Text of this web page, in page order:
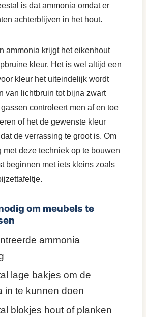
is dat ammonia omdat er
achterblijven in het hout.
ammonia krijgt het eikenhout
kleur. Het is wel altijd een
kleur het uiteindelijk wordt
van lichtbruin tot bijna zwart
controleert men af en toe
of het de gewenste kleur
de verrassing te groot is. Om
met deze techniek op te bouwen
beginnen met iets kleins zoals
om meubels te
ammonia
lage bakjes om de
in te kunnen doen
blokjes hout of planken